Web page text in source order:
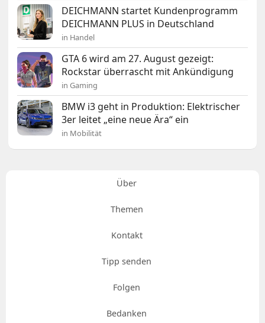
DEICHMANN startet Kundenprogramm
DEICHMANN PLUS in Deutschland
in Handel
GTA 6 wird am 27. August gezeigt:
Rockstar überrascht mit Ankündigung
in Gaming
BMW i3 geht in Produktion: Elektrischer
3er leitet „eine neue Ära“ ein
in Mobilität
Über
Themen
Kontakt
Tipp senden
Folgen
Bedanken